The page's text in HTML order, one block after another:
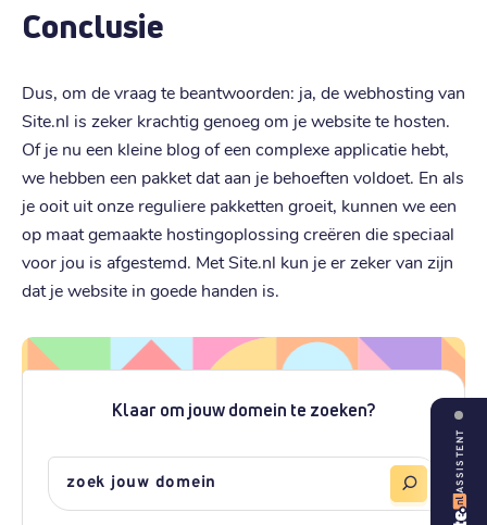
Conclusie
Dus, om de vraag te beantwoorden: ja, de webhosting van
Site.nl is zeker krachtig genoeg om je website te hosten.
Of je nu een kleine blog of een complexe applicatie hebt,
we hebben een pakket dat aan je behoeften voldoet. En als
je ooit uit onze reguliere pakketten groeit, kunnen we een
op maat gemaakte hostingoplossing creëren die speciaal
voor jou is afgestemd. Met Site.nl kun je er zeker van zijn
dat je website in goede handen is.
Klaar om jouw domein te zoeken?
ASSISTENT